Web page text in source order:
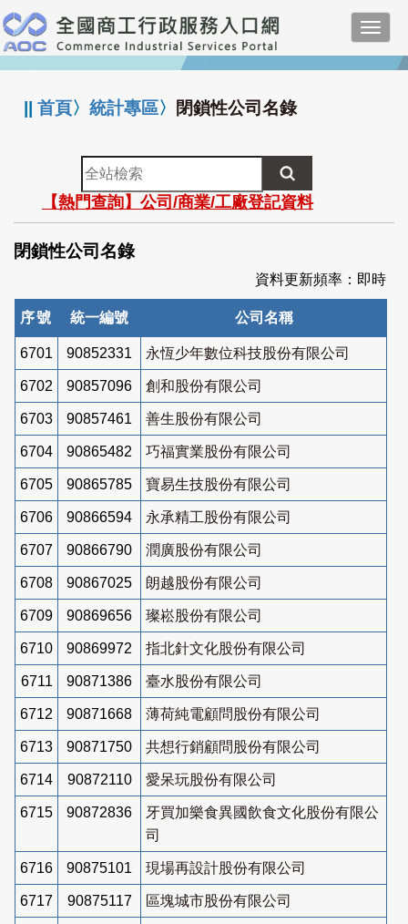
跳
到
主
要
:::
||首頁〉統計專區〉 閉鎖性公司名錄
全
站
檢
索
【熱門查詢】公司/商業/工廠登記資料
閉鎖性公司名錄
資料更新頻率：即時
序號 統一編號 公司名稱
6701 90852331 永恆少年數位科技股份有限公司
6702 90857096 創和股份有限公司
6703 90857461 善生股份有限公司
6704 90865482 巧福實業股份有限公司
6705 90865785 寶易生技股份有限公司
6706 90866594 永承精工股份有限公司
6707 90866790 潤廣股份有限公司
6708 90867025 朗越股份有限公司
6709 90869656 璨崧股份有限公司
6710 90869972 指北針文化股份有限公司
6711 90871386 臺水股份有限公司
6712 90871668 薄荷純電顧問股份有限公司
6713 90871750 共想行銷顧問股份有限公司
6714 90872110 愛呆玩股份有限公司
6715 90872836
牙買加樂食異國飲食文化股份有限公
司
6716 90875101 現場再設計股份有限公司
6717 90875117 區塊城市股份有限公司